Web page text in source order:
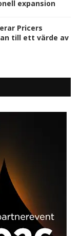
expansion
Pricers
till ett värde av